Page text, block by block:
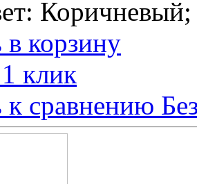
Коричневый;
корзину
клик
к сравнению